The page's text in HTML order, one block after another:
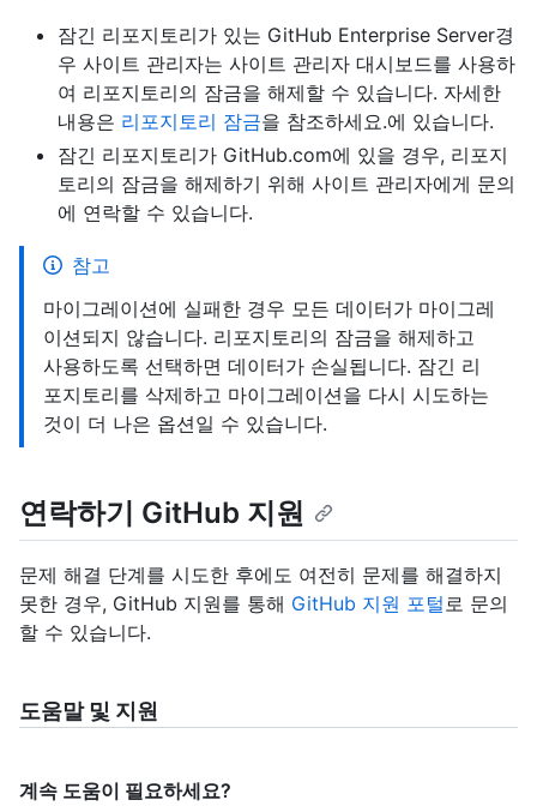
잠긴 리포지토리가 있는 GitHub Enterprise Server경
우 사이트 관리자는 사이트 관리자 대시보드를 사용하
여 리포지토리의 잠금을 해제할 수 있습니다. 자세한
내용은 리포지토리 잠금을 참조하세요.에 있습니다.
잠긴 리포지토리가 GitHub.com에 있을 경우, 리포지
토리의 잠금을 해제하기 위해 사이트 관리자에게 문의
에 연락할 수 있습니다.
참고
마이그레이션에 실패한 경우 모든 데이터가 마이그레
이션되지 않습니다. 리포지토리의 잠금을 해제하고
사용하도록 선택하면 데이터가 손실됩니다. 잠긴 리
포지토리를 삭제하고 마이그레이션을 다시 시도하는
것이 더 나은 옵션일 수 있습니다.
연락하기 GitHub 지원
문제 해결 단계를 시도한 후에도 여전히 문제를 해결하지
못한 경우, GitHub 지원를 통해 GitHub 지원 포털로 문의
할 수 있습니다.
도움말 및 지원
계속 도움이 필요하세요?